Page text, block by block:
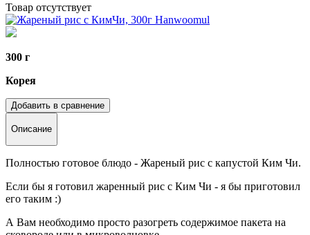
Товар отсутствует
300 г
Корея
Добавить в сравнение
Описание
Полностью готовое блюдо - Жареный рис с капустой Ким Чи.
Если бы я готовил жаренный рис с Ким Чи - я бы приготовил
его таким :)
А Вам необходимо просто разогреть содержимое пакета на